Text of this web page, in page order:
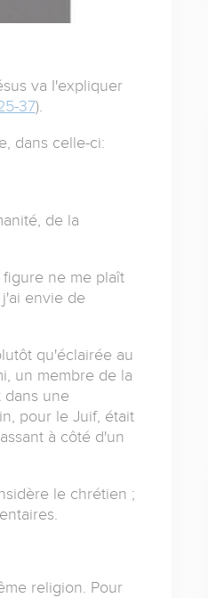
va I'expliquer
37).
dans celle-ci:
de la
ne me plaît
envie de
qu'éclairée au
un membre de la
dans une
pour le Juif, était
à côté d'un
le chrétien ;
religion. Pour